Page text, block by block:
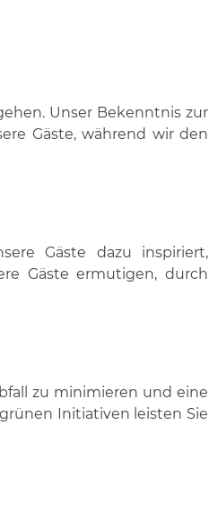
Unser Bekenntnis zur
Gäste, während wir den
Gäste dazu inspiriert,
Gäste ermutigen, durch
zu minimieren und eine
Initiativen leisten Sie